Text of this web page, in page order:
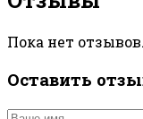
Пока нет
Оставить